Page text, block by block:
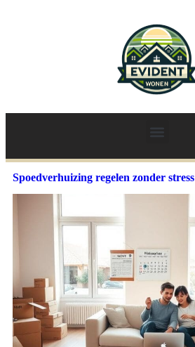
Spoedverhuizing regelen zonder stress